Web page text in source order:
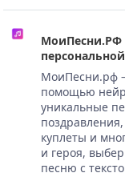
МоиПесни.РФ
МоиПесни.рф
помощью
уникальные
куплеты и
и героя,
песню с